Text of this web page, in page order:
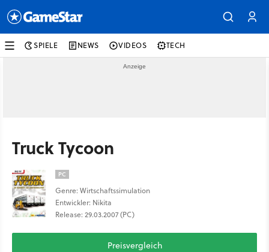
SPIELE NEWS VIDEOS TECH
Truck Tycoon
PC
Genre: Wirtschaftssimulation
Entwickler: Nikita
Release: 29.03.2007 (PC)
Preisvergleich